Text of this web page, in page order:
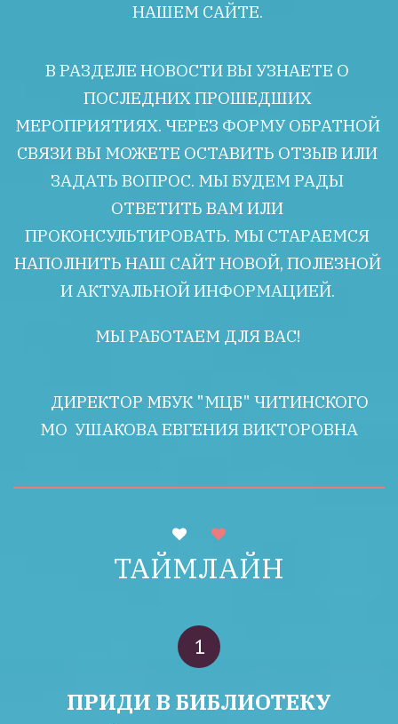
НАШЕМ САЙТЕ.
В РАЗДЕЛЕ НОВОСТИ ВЫ УЗНАЕТЕ О
ПОСЛЕДНИХ ПРОШЕДШИХ
МЕРОПРИЯТИЯХ. ЧЕРЕЗ ФОРМУ ОБРАТНОЙ
СВЯЗИ ВЫ МОЖЕТЕ ОСТАВИТЬ ОТЗЫВ ИЛИ
ЗАДАТЬ ВОПРОС. МЫ БУДЕМ РАДЫ
ОТВЕТИТЬ ВАМ ИЛИ
ПРОКОНСУЛЬТИРОВАТЬ. МЫ СТАРАЕМСЯ
НАПОЛНИТЬ НАШ САЙТ НОВОЙ, ПОЛЕЗНОЙ
И АКТУАЛЬНОЙ ИНФОРМАЦИЕЙ.
МЫ РАБОТАЕМ ДЛЯ ВАС!
МО  УШАКОВА ЕВГЕНИЯ ВИКТОРОВНА
ТАЙМЛАЙН
ПРИДИ В БИБЛИОТЕКУ